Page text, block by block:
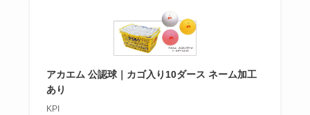
アカエム 公認球｜カゴ入り10ダース ネーム加工
あり
KPI